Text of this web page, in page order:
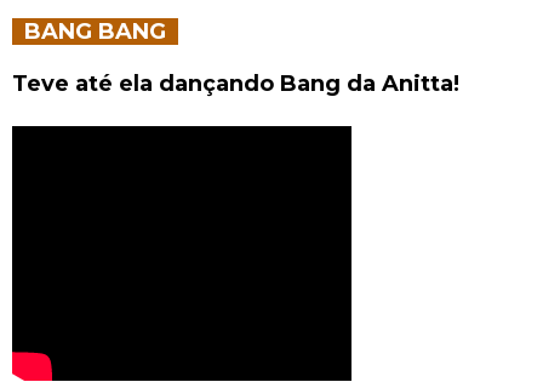
BANG BANG
Teve até ela dançando Bang da Anitta!